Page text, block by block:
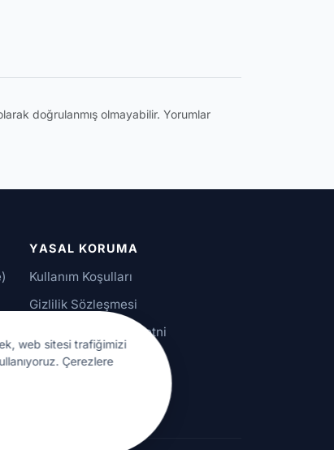
web sitesi trafiğimizi
Çerezlere
doğrulanmış olmayabilir. Yorumlar
YASAL KORUMA
Kullanım Koşulları
Gizlilik Sözleşmesi
KVKK Aydınlatma Metni
Çerez Ayarları